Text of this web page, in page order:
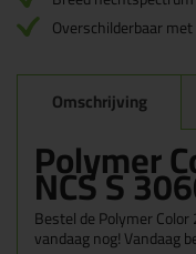
Overschilderbaar
Omschrijving
Polymer
NCS S
Bestel de Polymer
vandaag nog! Vandaag